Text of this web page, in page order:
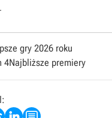
gry 2026 roku
4Najbliższe premiery